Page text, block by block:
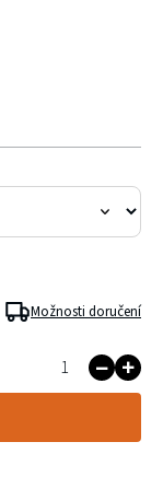
Možnosti doručení